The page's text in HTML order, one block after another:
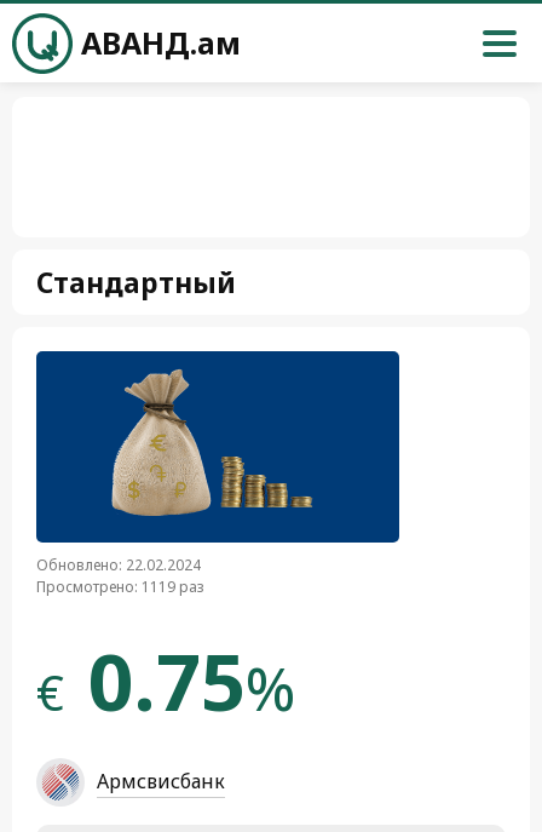
АВАНД.ам
Стандартный
Обновлено: 22.02.2024
Просмотрено: 1119 раз
€ 0.75%
Армсвисбанк